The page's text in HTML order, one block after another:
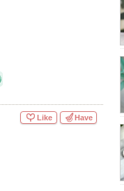
Like Have